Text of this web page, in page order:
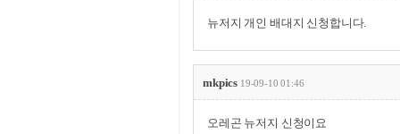
뉴저지 개인 배대지 신청합니다.
mkpics 19-09-10 01:46
오레곤 뉴저지 신청이요